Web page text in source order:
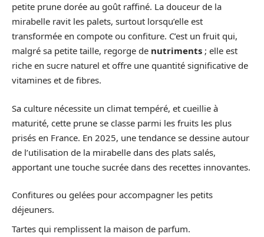
petite prune dorée au goût raffiné. La douceur de la
mirabelle ravit les palets, surtout lorsqu’elle est
transformée en compote ou confiture. C’est un fruit qui,
malgré sa petite taille, regorge de nutriments ; elle est
riche en sucre naturel et offre une quantité significative de
vitamines et de fibres.
Sa culture nécessite un climat tempéré, et cueillie à
maturité, cette prune se classe parmi les fruits les plus
prisés en France. En 2025, une tendance se dessine autour
de l’utilisation de la mirabelle dans des plats salés,
apportant une touche sucrée dans des recettes innovantes.
Confitures ou gelées pour accompagner les petits
déjeuners.
Tartes qui remplissent la maison de parfum.